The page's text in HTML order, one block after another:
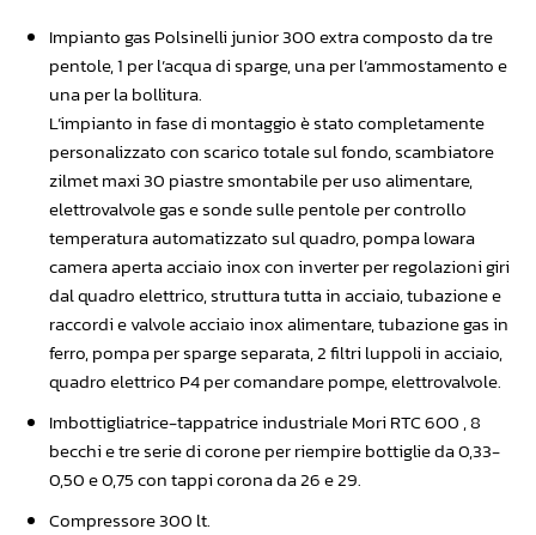
Impianto gas Polsinelli junior 300 extra composto da tre
pentole, 1 per l’acqua di sparge, una per l’ammostamento e
una per la bollitura.
L’impianto in fase di montaggio è stato completamente
personalizzato con scarico totale sul fondo, scambiatore
zilmet maxi 30 piastre smontabile per uso alimentare,
elettrovalvole gas e sonde sulle pentole per controllo
temperatura automatizzato sul quadro, pompa lowara
camera aperta acciaio inox con inverter per regolazioni giri
dal quadro elettrico, struttura tutta in acciaio, tubazione e
raccordi e valvole acciaio inox alimentare, tubazione gas in
ferro, pompa per sparge separata, 2 filtri luppoli in acciaio,
quadro elettrico P4 per comandare pompe, elettrovalvole.
Imbottigliatrice-tappatrice industriale Mori RTC 600 , 8
becchi e tre serie di corone per riempire bottiglie da 0,33-
0,50 e 0,75 con tappi corona da 26 e 29.
Compressore 300 lt.